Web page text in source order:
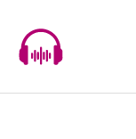
content